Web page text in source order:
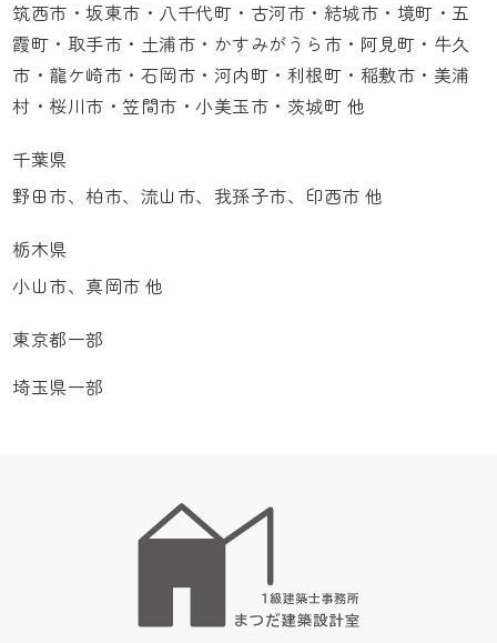
筑西市・坂東市・八千代町・古河市・結城市・境町・五
霞町・取手市・土浦市・かすみがうら市・阿見町・牛久
市・龍ケ崎市・石岡市・河内町・利根町・稲敷市・美浦
村・桜川市・笠間市・小美玉市・茨城町 他
千葉県
野田市、柏市、流山市、我孫子市、印西市 他
栃木県
小山市、真岡市 他
東京都一部
埼玉県一部